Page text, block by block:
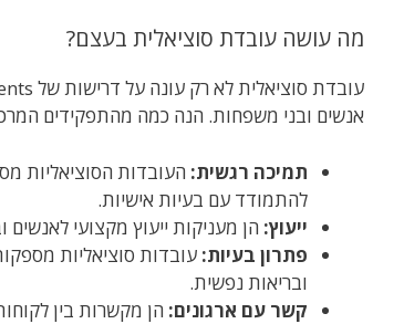
מה עושה עובדת סוציאלית בעצם?
אנשים ובני משפחות. הנה כמה מהתפקידים
תמיכה רגשית: העובדות הסוציאליות
להתמודד עם בעיות אישיות.
ייעוץ: הן מעניקות ייעוץ מקצועי
פתרון בעיות: עובדות סוציאליות
ובריאות נפשית.
קשר עם ארגונים: הן מקשרות בין